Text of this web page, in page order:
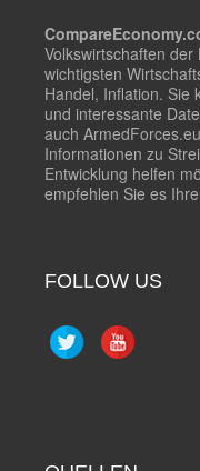
Volkswirtschaften
wichtigsten
Handel, Inflation. Sie
und interessante
auch
Informationen zu
Entwicklung helfen
empfehlen Sie es
FOLLOW US